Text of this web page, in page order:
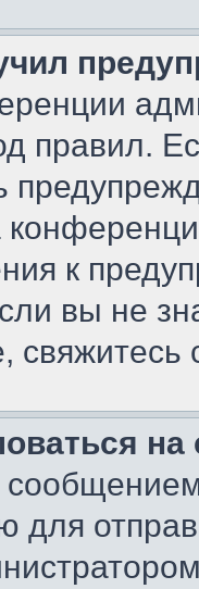
правил.
к
вы не
для